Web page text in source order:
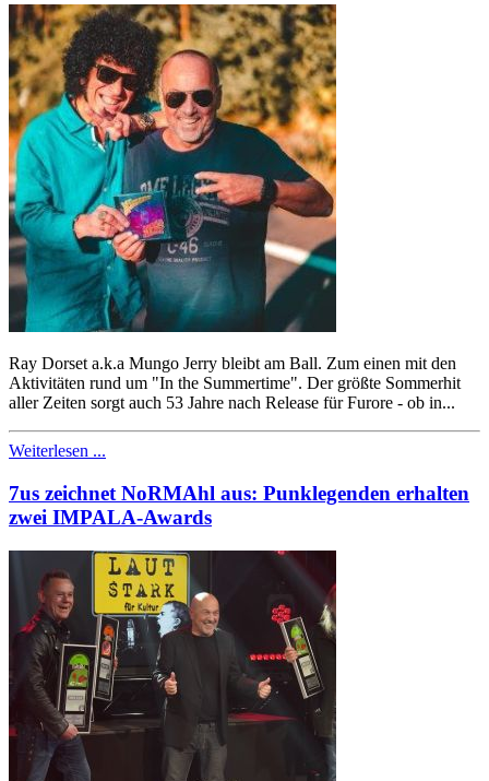
Ray Dorset a.k.a Mungo Jerry bleibt am Ball. Zum einen mit den
Aktivitäten rund um "In the Summertime". Der größte Sommerhit
aller Zeiten sorgt auch 53 Jahre nach Release für Furore - ob in...
Weiterlesen ...
7us zeichnet NoRMAhl aus: Punklegenden erhalten
zwei IMPALA-Awards